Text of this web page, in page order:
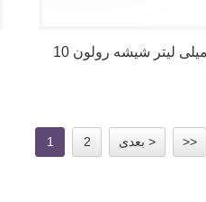
1 2 بعدی > >>